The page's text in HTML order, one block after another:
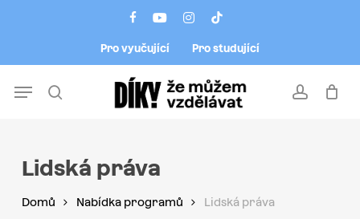
facebookyoutubeinstagram
tiktok
Pro vyučující Pro studující
account
Menu
Lidská práva
Domů Nabídka programů Lidská práva